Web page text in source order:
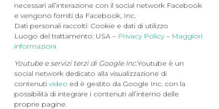
necessari all’interazione con il social network Facebook
e vengono forniti da Facebook, Inc.
Dati personali raccolti: Cookie e dati di utilizzo
Luogo del trattamento: USA – Privacy Policy– Maggiori
informazioni
Youtube e servizi terzi di Google Inc.Youtube è un
social network dedicato alla visualizzazione di
contenutivideo ed è gestito da Google Inc. con la
possibilità di integrare i contenuti all’interno delle
proprie pagine.